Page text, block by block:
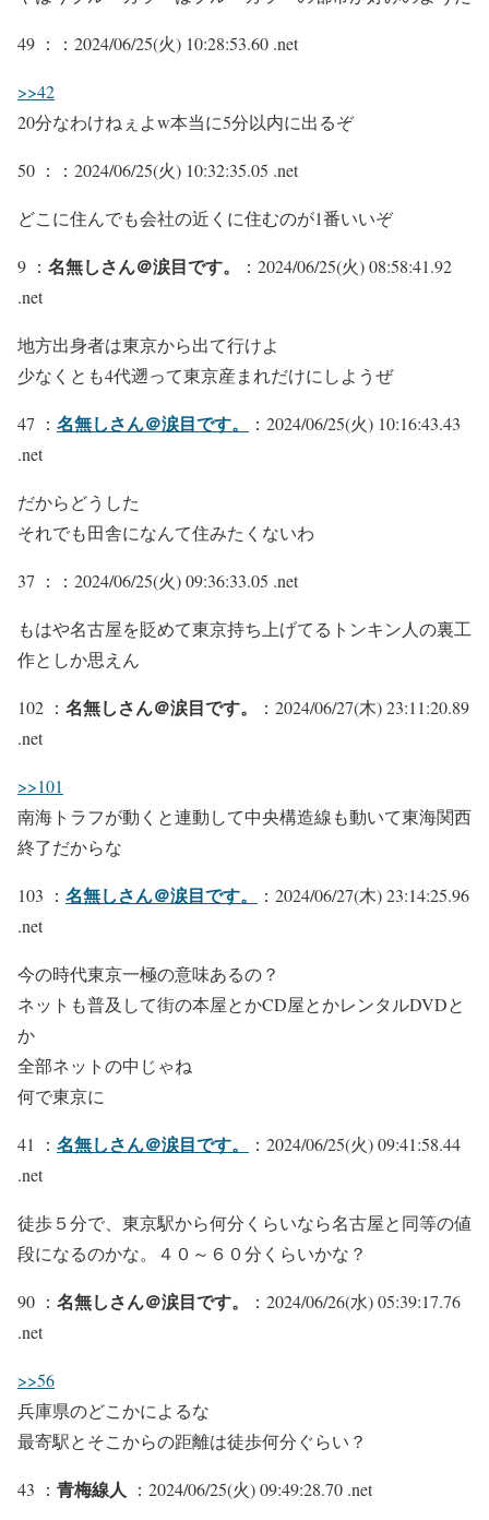
49 ： ：2024/06/25(火) 10:28:53.60 .net
>>42
20分なわけねぇよw本当に5分以内に出るぞ
50 ： ：2024/06/25(火) 10:32:35.05 .net
どこに住んでも会社の近くに住むのが1番いいぞ
9 ： 名無しさん＠涙目です。
：2024/06/25(火) 08:58:41.92
.net
地方出身者は東京から出て行けよ
少なくとも4代遡って東京産まれだけにしようぜ
47 ： 名無しさん＠涙目です。
：2024/06/25(火) 10:16:43.43
.net
だからどうした
それでも田舎になんて住みたくないわ
37 ： ：2024/06/25(火) 09:36:33.05 .net
もはや名古屋を貶めて東京持ち上げてるトンキン人の裏工
作としか思えん
102 ： 名無しさん＠涙目です。
：2024/06/27(木) 23:11:20.89
.net
>>101
南海トラフが動くと連動して中央構造線も動いて東海関西
終了だからな
103 ： 名無しさん＠涙目です。
：2024/06/27(木) 23:14:25.96
.net
今の時代東京一極の意味あるの？
ネットも普及して街の本屋とかCD屋とかレンタルDVDと
か
全部ネットの中じゃね
何で東京に
41 ： 名無しさん＠涙目です。
：2024/06/25(火) 09:41:58.44
.net
徒歩５分で、東京駅から何分くらいなら名古屋と同等の値
段になるのかな。４０～６０分くらいかな？
90 ： 名無しさん＠涙目です。
：2024/06/26(水) 05:39:17.76
.net
>>56
兵庫県のどこかによるな
最寄駅とそこからの距離は徒歩何分ぐらい？
43 ： 青梅線人 ：2024/06/25(火) 09:49:28.70 .net